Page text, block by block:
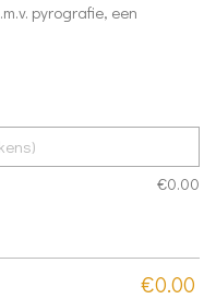
pyrografie, een
€0.00
€0.00